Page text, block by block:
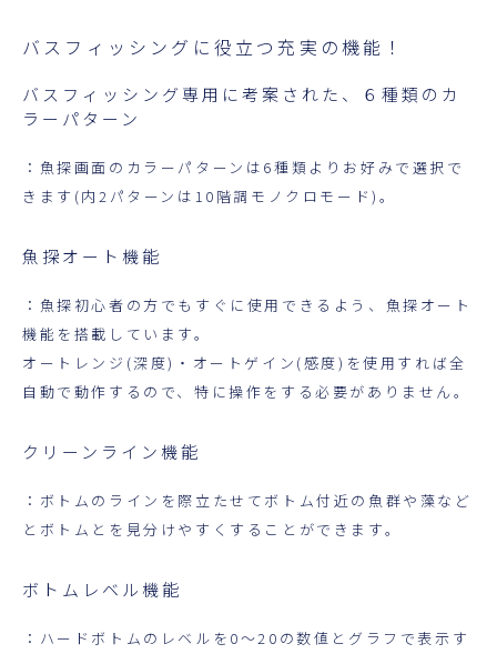
バスフィッシングに役立つ充実の機能！
バスフィッシング専用に考案された、６種類のカ
ラーパターン
：魚探画面のカラーパターンは6種類よりお好みで選択で
きます(内2パターンは10階調モノクロモード)。
魚探オート機能
：魚探初心者の方でもすぐに使用できるよう、魚探オート
機能を搭載しています。
オートレンジ(深度)・オートゲイン(感度)を使用すれば全
自動で動作するので、特に操作をする必要がありません。
クリーンライン機能
：ボトムのラインを際立たせてボトム付近の魚群や藻など
とボトムとを見分けやすくすることができます。
ボトムレベル機能
：ハードボトムのレベルを0～20の数値とグラフで表示す